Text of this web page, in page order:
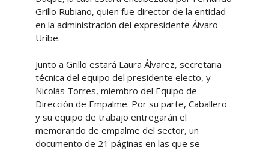
Grillo Rubiano, quien fue director de la entidad
en la administración del expresidente Álvaro
Uribe.
Junto a Grillo estará Laura Álvarez, secretaria
técnica del equipo del presidente electo, y
Nicolás Torres, miembro del Equipo de
Dirección de Empalme. Por su parte, Caballero
y su equipo de trabajo entregarán el
memorando de empalme del sector, un
documento de 21 páginas en las que se